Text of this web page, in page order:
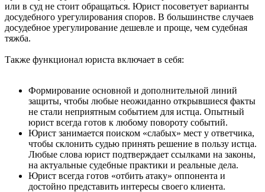
или в суд не стоит обращаться. Юрист посоветует варианты
досудебного урегулирования споров. В большинстве случаев
досудебное урегулирование дешевле и проще, чем судебная
тяжба.
Также функционал юриста включает в себя:
Формирование основной и дополнительной линий
защиты, чтобы любые неожиданно открывшиеся факты
не стали неприятным событием для истца. Опытный
юрист всегда готов к любому повороту событий.
Юрист занимается поиском «слабых» мест у ответчика,
чтобы склонить судью принять решение в пользу истца.
Любые слова юрист подтверждает ссылками на законы,
на актуальные судебные практики и реальные дела.
Юрист всегда готов «отбить атаку» оппонента и
достойно представить интересы своего клиента.